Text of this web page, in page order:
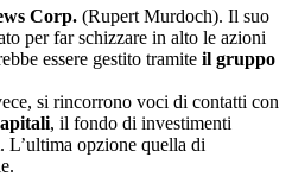
Corp. (Rupert Murdoch). Il suo
per far schizzare in alto le azioni
essere gestito tramite il gruppo
si rincorrono voci di contatti con
, il fondo di investimenti
. L’ultima opzione quella di